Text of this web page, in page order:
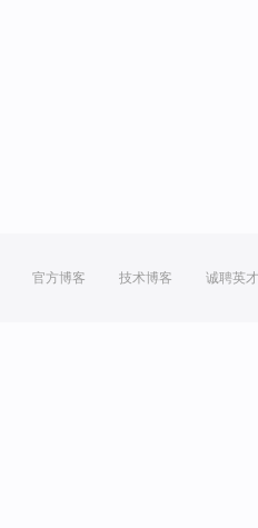
官方博客 技术博客 诚聘英才